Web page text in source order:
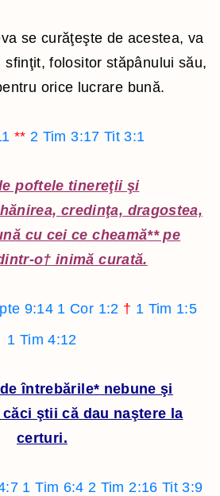
se curăţeşte de acestea, va
folositor stăpânului său,
orice lucrare bună.
** 2 Tim 3:17 Tit 3:1
poftele tinereţii şi
credinţa, dragostea,
cu cei ce cheamă**pe
o† inimă curată.
9:14 1 Cor 1:2 † 1 Tim 1:5
1 Tim 4:12
întrebările* nebune şi
ştii că dau naştere la
certuri.
1 Tim 6:4 2 Tim 2:16 Tit 3:9